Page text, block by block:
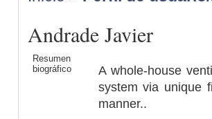
Andrade Javier
Resumen
biográfico
A whole-house
system via unique
manner..